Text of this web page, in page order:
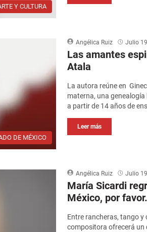
Y CULTURA
DE MÉXICO
Angélica Ruiz Julio
Las amantes
Atala
La autora reúne en
materna, una
a partir de 14 años de
Leer más
Angélica Ruiz Julio
María Sicardi
México, por
Entre rancheras, tango y
compositora ofrecerá un